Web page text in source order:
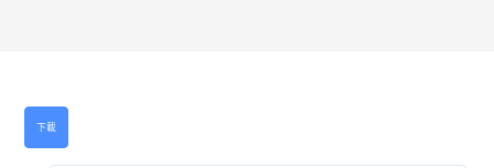
下載